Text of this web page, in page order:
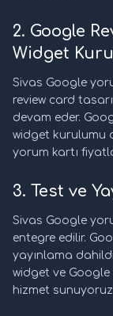
2. Google
Widget
Sivas Google
review card
devam eder.
widget kurulumu
yorum kartı
3. Test ve
Sivas Google
entegre edilir.
yayınlama
widget ve
hizmet